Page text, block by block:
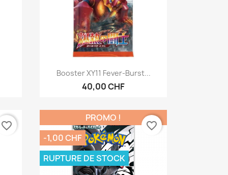
Aperçu rapide
Booster XY11 Fever-Burst...
40,00 CHF
favorite_border
PROMO !
-1,00 CHF
RUPTURE DE STOCK
favorite_border